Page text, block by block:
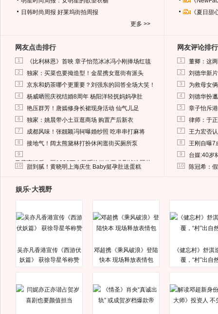
日韩时尚周报 好莱坞街拍周报
更多 >>
《夏日
网友点击排行
1 《比利林恩》首映 章子怡范冰冰冯小刚捧场红毯
2 独家：买菜也要拗造型！金星携女逛街有派头
3 京东和奶茶哪个更重要？刘强东的回答全场大笑！
4 杨威晒照庆祝结婚8周年 杨阳洋轻抚妈妈孕肚
5 艳压群芳！唐嫣修身长裙现身活动 仙气儿足
6 独家：姚晨带小土豆逛商场 购置产后新衣
7 成都风味！张靓颖冯轲曝婚纱照 吃串串打麻将
8 接地气！阔太熊黛林打扮休闲逛街买厕所泵
9
马蓉离婚后，砸1000万人民币给媒体要求删掉这照片
10 甜到腻！黄晓明上海庆生 Baby挺孕肚送蛋糕
网友评论排行
1 董卿：这
2 刘德华新
3 为救母女
4 刘德华扮
5 章子怡斥
6 律师：于
7 王力宏否
8 王刚自曝7
9 台媒:40岁
10 陈冠希：
娱乐·大视野
吴亦凡香港宣传《西游伏
妖篇》 获徐导星爷称赞
邓超携《乘风破浪》登陆
快本 现场释放表情包
《健忘村》舒淇
覆，“村”出自